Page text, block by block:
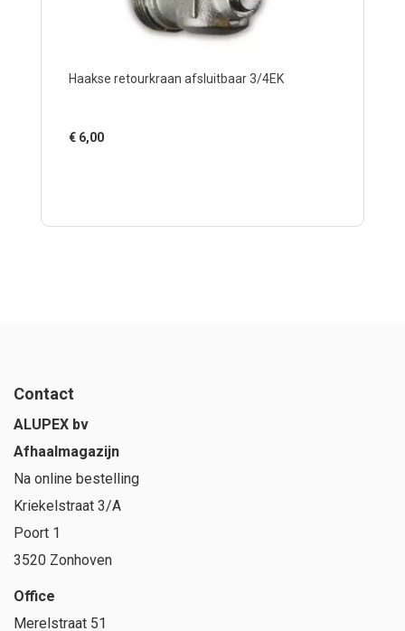
Haakse retourkraan afsluitbaar 3/4EK
€ 6,00
Contact
ALUPEX bv
Afhaalmagazijn
Na online bestelling
Kriekelstraat 3/A
Poort 1
3520 Zonhoven
Office
Merelstraat 51